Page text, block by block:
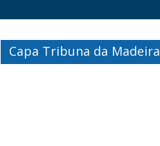
Capa Tribuna da Madeira